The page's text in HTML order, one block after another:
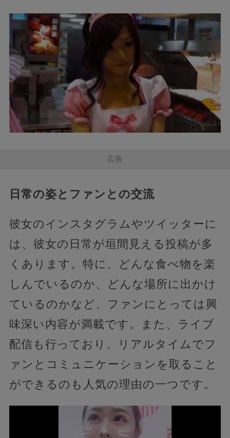
広告
日常の姿とファンとの交流
彼女のインスタグラムやツイッターに
は、彼女の日常が垣間見える投稿が多
くあります。特に、どんな食べ物を楽
しんでいるのか、どんな場所に出かけ
ているのかなど、ファンにとっては興
味深い内容が満載です。また、ライブ
配信も行っており、リアルタイムでフ
ァンとコミュニケーションを取ること
ができるのも人気の理由の一つです。